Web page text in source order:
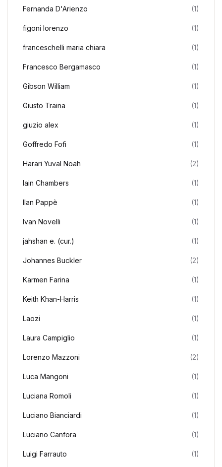
Fernanda D'Arienzo (1)
figoni lorenzo (1)
franceschelli maria chiara (1)
Francesco Bergamasco (1)
Gibson William (1)
Giusto Traina (1)
giuzio alex (1)
Goffredo Fofi (1)
Harari Yuval Noah (2)
Iain Chambers (1)
Ilan Pappè (1)
Ivan Novelli (1)
jahshan e. (cur.) (1)
Johannes Buckler (2)
Karmen Farina (1)
Keith Khan-Harris (1)
Laozi (1)
Laura Campiglio (1)
Lorenzo Mazzoni (2)
Luca Mangoni (1)
Luciana Romoli (1)
Luciano Bianciardi (1)
Luciano Canfora (1)
Luigi Farrauto (1)